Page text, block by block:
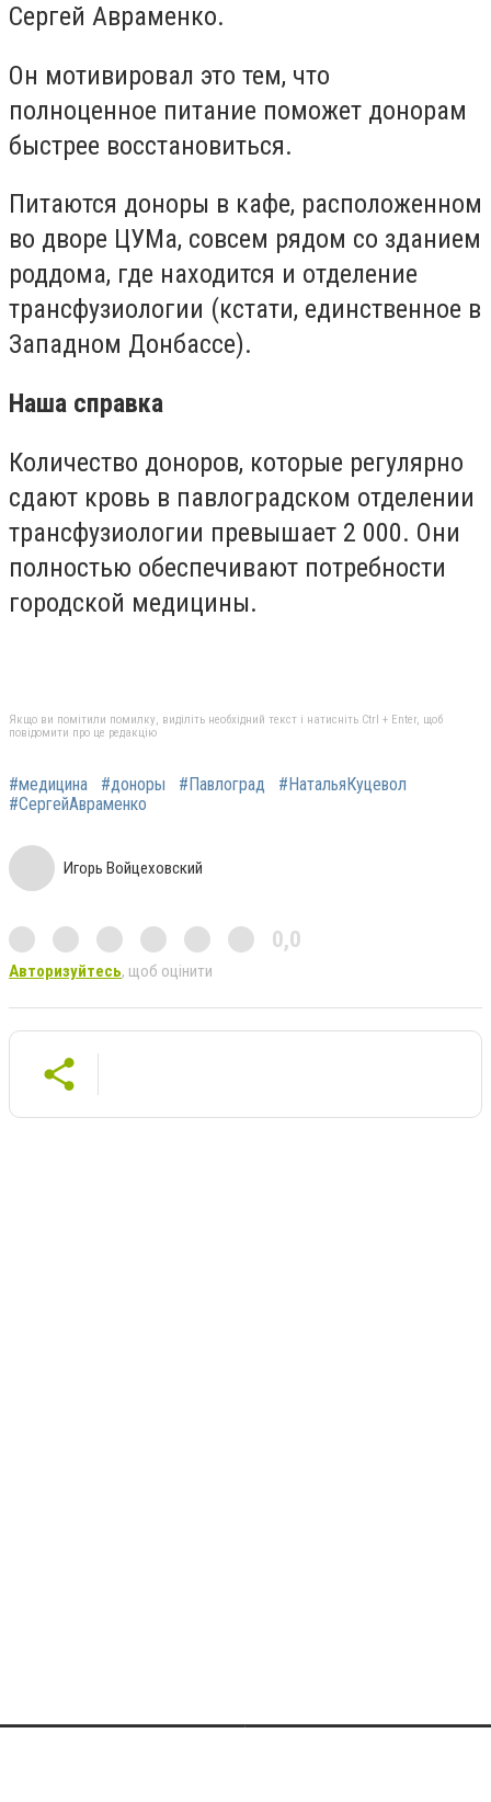
Сергей Авраменко.
Он мотивировал это тем, что
полноценное питание поможет донорам
быстрее восстановиться.
Питаются доноры в кафе, расположенном
во дворе ЦУМа, совсем рядом со зданием
роддома, где находится и отделение
трансфузиологии (кстати, единственное в
Западном Донбассе).
Наша справка
Количество доноров, которые регулярно
сдают кровь в павлоградском отделении
трансфузиологии превышает 2 000. Они
полностью обеспечивают потребности
городской медицины.
Якщо ви помітили помилку, виділіть необхідний текст і натисніть Ctrl + Enter, щоб
повідомити про це редакцію
#медицина #доноры #Павлоград
#НатальяКуцевол
#СергейАвраменко
Игорь Войцеховский
0,0
Авторизуйтесь, щоб оцінити